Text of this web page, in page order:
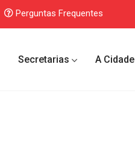
Perguntas Frequentes
Secretarias A Cidade